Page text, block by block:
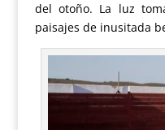
del otoño. La luz
paisajes de inusitada